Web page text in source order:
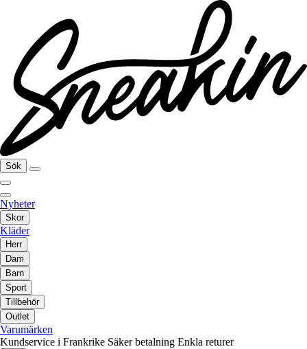
Sök
Nyheter
Skor
Kläder
Herr
Dam
Barn
Sport
Tillbehör
Outlet
Varumärken
Kundservice i Frankrike Säker betalning Enkla returer